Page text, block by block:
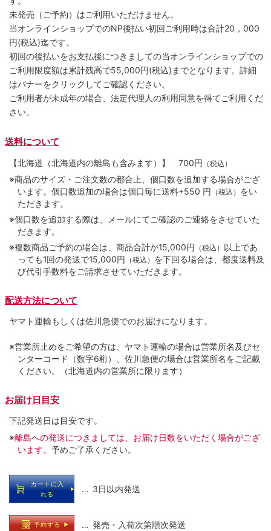
未発売（ご予約）はご利用いただけません。
当オンラインショップでのNP後払い初回ご利用時は合計20，000
円(税込)迄です。
初回の後払いをお支払後につきましての当オンラインショップでの
ご利用限度額は累計残高で55,000円(税込)までとなります。詳細
はバナーをクリックしてご確認ください。
ご利用者が未成年の場合、法定代理人の利用同意を得てご利用くだ
さい。
送料について
【北海道（北海道内の離島も含みます）】 700円 （税込）
※商品のサイズ・ご注文数の都合上、個口数を追加する場合がござ
います。個口数追加の場合は個口毎に送料+550 円
（税込） をい
ただきます。
※個口数を追加する際は、メールにてご確認のご連絡をさせていた
だきます。
※複数商品ご予約の場合は、商品合計が15,000円 （税込） 以上であ
っても1回の発送で15,000円 （税込） を下回る場合は、都度送料及
び代引手数料をご請求させていただきます。
配送方法について
ヤマト運輸もしくは佐川急便でのお届けになります。
※営業所止めをご希望の方は、ヤマト運輸の場合は営業所名及びセ
ンターコード（数字6桁）、佐川急便の場合は営業所名をご記載
ください。（北海道内の営業所に限ります）
お届け日目安
下記発送日は目安です。
※離島への発送につきましては、お届け日数をいただく場合がござ
います。 予めご了承ください。
カートに入
れる
… 3日以内発送
予約する … 発売・入荷次第順次発送